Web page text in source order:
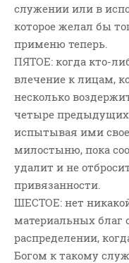
Пришествие ИХ"
Служителей
Служение
Цитата
служении или в
которое желал бы
применю теперь.
ПЯТОЕ: когда кто-
влечение к лицам,
несколько
четыре предыдущих
испытывая ими
милостыню, пока
удалит и не
привязанности.
ШЕСТОЕ: нет
материальных благ
распределении,
Богом к такому